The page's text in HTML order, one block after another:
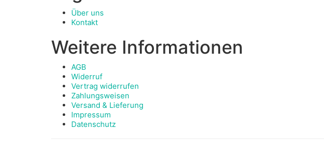
Über uns
Kontakt
Weitere Informationen
AGB
Widerruf
Vertrag widerrufen
Zahlungsweisen
Versand & Lieferung
Impressum
Datenschutz